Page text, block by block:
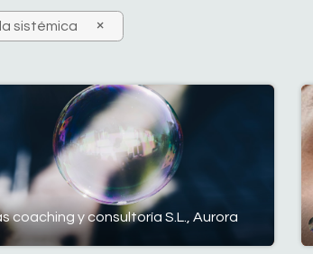
sistémica ×
coaching y consultoría S.L., Aurora